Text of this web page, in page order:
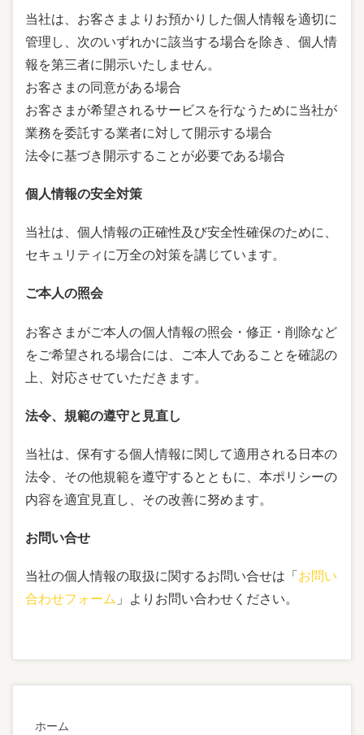
当社は、お客さまよりお預かりした個人情報を適切に
管理し、次のいずれかに該当する場合を除き、個人情
報を第三者に開示いたしません。
お客さまの同意がある場合
お客さまが希望されるサービスを行なうために当社が
業務を委託する業者に対して開示する場合
法令に基づき開示することが必要である場合
個人情報の安全対策
当社は、個人情報の正確性及び安全性確保のために、
セキュリティに万全の対策を講じています。
ご本人の照会
お客さまがご本人の個人情報の照会・修正・削除など
をご希望される場合には、ご本人であることを確認の
上、対応させていただきます。
法令、規範の遵守と見直し
当社は、保有する個人情報に関して適用される日本の
法令、その他規範を遵守するとともに、本ポリシーの
内容を適宜見直し、その改善に努めます。
お問い合せ
当社の個人情報の取扱に関するお問い合せは「 お問い
合わせフォーム 」よりお問い合わせください。
ホーム